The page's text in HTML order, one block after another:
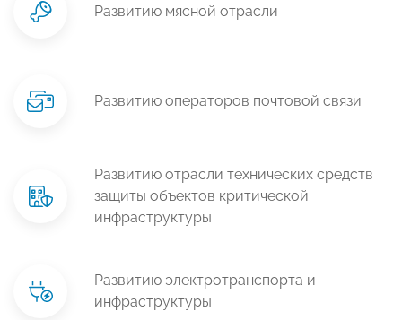
Развитию мясной отрасли
Развитию операторов почтовой связи
Развитию отрасли технических средств
защиты объектов критической
инфраструктуры
Развитию электротранспорта и
инфраструктуры